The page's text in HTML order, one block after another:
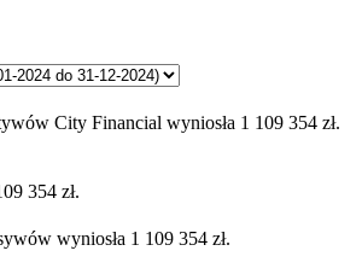
City Financial wyniosła 1 109 354 zł.
354 zł.
wyniosła 1 109 354 zł.